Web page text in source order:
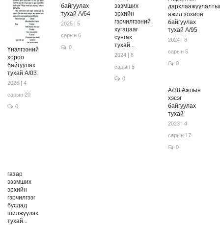
Үнэлгээний
хороо
байгуулах
тухай А/03
2026 | 4
сарын 20
0
байгуулах
тухай А/64
2025 | 5
сарын 6
0
эзэмших
эрхийн
гэрчилгээний
хугацааг
сунгах
тухай...
2024 | 8
сарын 5
0
ажил зохион
байгуулах
тухай А/95
2024 | 8
сарын 5
0
А/38 Ажлын
хэсэг
байгуулах
тухай
2023 | 4
сарын 17
0
газар
эзэмших
эрхийн
гэрчилгээг
бусдад
шилжүүлэх
тухай...